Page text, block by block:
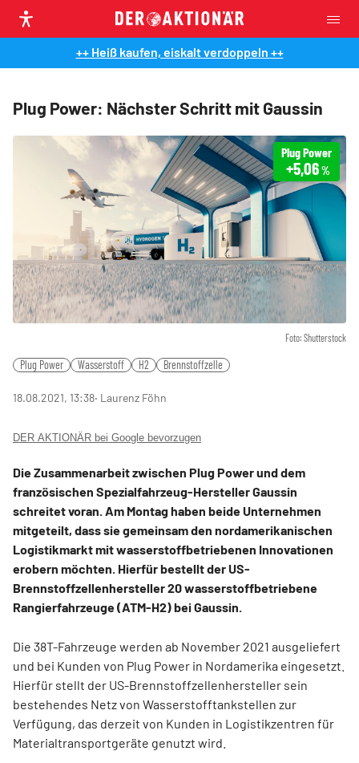
++ Heiß kaufen, eiskalt verdoppeln ++
Plug Power: Nächster Schritt mit Gaussin
Foto: Shutterstock
Plug Power
+5,06%
Plug Power Wasserstoff H2 Brennstoffzelle
18.08.2021, 13:38‧ Laurenz Föhn
DER AKTIONÄR bei Google bevorzugen
Die Zusammenarbeit zwischen Plug Power und dem
französischen Spezialfahrzeug-Hersteller Gaussin
schreitet voran. Am Montag haben beide Unternehmen
mitgeteilt, dass sie gemeinsam den nordamerikanischen
Logistikmarkt mit wasserstoffbetriebenen Innovationen
erobern möchten. Hierfür bestellt der US-
Brennstoffzellenhersteller 20 wasserstoffbetriebene
Rangierfahrzeuge (ATM-H2) bei Gaussin.
Die 38T-Fahrzeuge werden ab November 2021 ausgeliefert
und bei Kunden von Plug Power in Nordamerika eingesetzt.
Hierfür stellt der US-Brennstoffzellenhersteller sein
bestehendes Netz von Wasserstofftankstellen zur
Verfügung, das derzeit von Kunden in Logistikzentren für
Materialtransportgeräte genutzt wird.